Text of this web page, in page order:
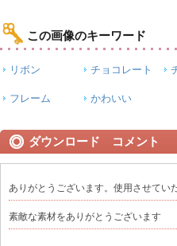
この画像のキーワード
リボン チョコレート
フレーム
かわいい
ダウンロード コメント
ありがとうございます。使用させてい
素敵な素材をありがとうございます